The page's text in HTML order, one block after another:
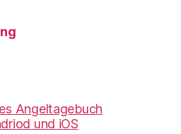
Angeltagebuch
und iOS